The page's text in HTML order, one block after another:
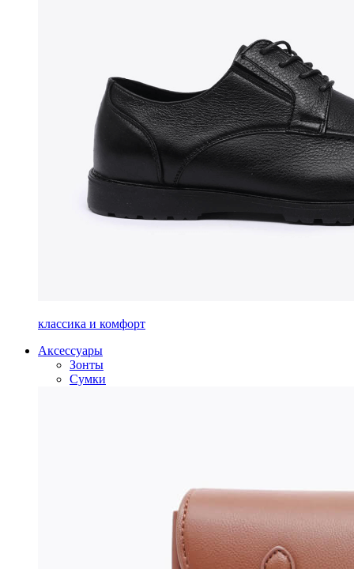
классика и комфорт
Аксессуары
Зонты
Сумки